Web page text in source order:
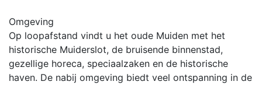
Omgeving
Op loopafstand vindt u het oude Muiden met het
historische Muiderslot, de bruisende binnenstad,
gezellige horeca, speciaalzaken en de historische
haven. De nabij omgeving biedt veel ontspanning in de